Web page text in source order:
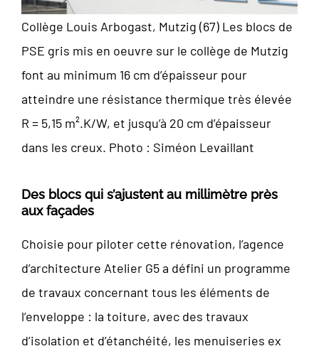
Collège Louis Arbogast, Mutzig (67) Les blocs de
PSE gris mis en oeuvre sur le collège de Mutzig
font au minimum 16 cm d’épaisseur pour
atteindre une résistance thermique très élevée
R = 5,15 m².K/W, et jusqu’à 20 cm d’épaisseur
dans les creux. Photo : Siméon Levaillant
Des blocs qui s’ajustent au millimètre près
aux façades
Choisie pour piloter cette rénovation, l’agence
d’architecture Atelier G5 a défini un programme
de travaux concernant tous les éléments de
l’enveloppe : la toiture, avec des travaux
d’isolation et d’étanchéité, les menuiseries ex